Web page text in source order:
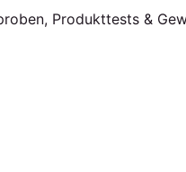
Produkttests &